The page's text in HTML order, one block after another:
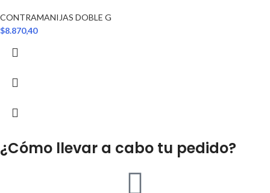
CONTRAMANIJAS DOBLE G
$8.870,40
¿Cómo llevar a cabo tu pedido?